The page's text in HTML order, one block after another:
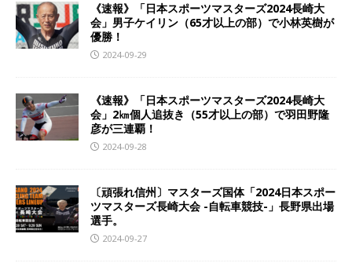
《速報》「日本スポーツマスターズ2024長崎大
会」男子ケイリン（65才以上の部）で小林英樹が
優勝！
2024-09-29
《速報》「日本スポーツマスターズ2024長崎大
会」2㎞個人追抜き（55才以上の部）で羽田野隆
彦が三連覇！
2024-09-28
〔頑張れ信州〕マスターズ国体「2024日本スポー
ツマスターズ長崎大会 -自転車競技-」長野県出場
選手。
2024-09-27